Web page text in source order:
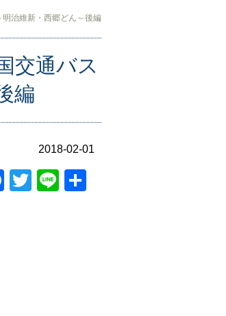
治維新・西郷どん～後編
交通バス
編
2018-02-01
Facebook
Twitter
Line